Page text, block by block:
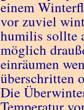
einem
vor zuviel
humilis sollte
möglich
einräumen
überschritten
Die